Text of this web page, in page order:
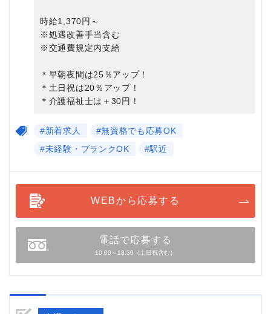
時給1,370円～
※処遇改善手当含む
※交通費規定内支給
＊早朝夜間は25％アップ！
＊土日祝は20％アップ！
＊介護福祉士は＋30円！
#新着求人
#無資格でも応募OK
#未経験・ブランクOK
#駅近
WEBから応募する
電話で応募する
10:00～18:30（土日祝含む）